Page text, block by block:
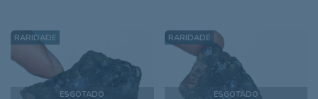
ESGOTADO ESGOTADO